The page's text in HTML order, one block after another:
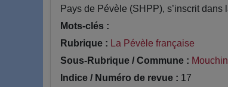
Pays de Pévèle (SHPP), s’inscrit dans
Mots-clés :
Rubrique : La Pévèle française
Sous-Rubrique / Commune : Mouchin
Indice / Numéro de revue : 17